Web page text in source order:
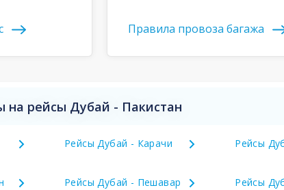
Правила провоза багажа
рейсы Дубай - Пакистан
Рейсы Дубай - Карачи Рейсы
Рейсы Дубай - Пешавар Рейсы